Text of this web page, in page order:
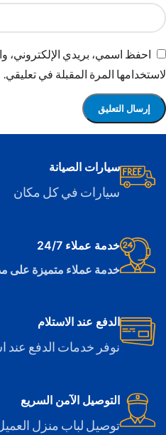
احفظ اسمي، بريدي الإلكتروني،
لاستخدامها المرة المقبلة في تعليقي.
سيارات الصيانة
سيارات في كل مكان
خدمة عملاء 24/7
خدمة عملاء متميزة على
الدفع عند الاستلام
نوفر خدمات الدفع عند
التوصيل الآمن السريع
توصيل لباب منزل